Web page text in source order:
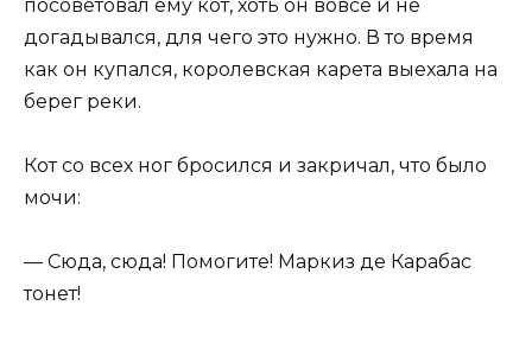
посоветовал ему кот, хоть он вовсе и не
догадывался, для чего это нужно. В то время
как он купался, королевская карета выехала на
берег реки.
Кот со всех ног бросился и закричал, что было
мочи:
— Сюда, сюда! Помогите! Маркиз де Карабас
тонет!